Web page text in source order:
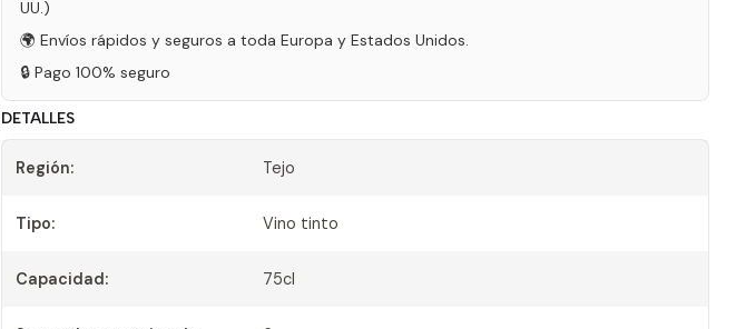
UU.)
🌍 Envíos rápidos y seguros a toda Europa y Estados Unidos.
🔒 Pago 100% seguro
DETALLES
Región: Tejo
Tipo: Vino tinto
Capacidad: 75cl